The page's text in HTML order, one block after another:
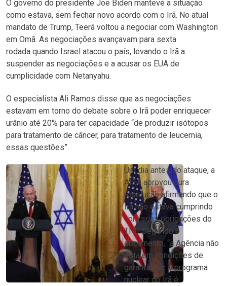
O governo do presidente Joe Biden manteve a situação
como estava, sem fechar novo acordo com o Irã. No atual
mandato de Trump, Teerã voltou a negociar com Washington
em Omã. As negociações avançavam para sexta
rodada quando Israel atacou o país, levando o Irã a
suspender as negociações e a acusar os EUA de
cumplicidade com Netanyahu.
O especialista Ali Ramos disse que as negociações
estavam em torno do debate sobre o Irã poder enriquecer
urânio até 20% para ter capacidade “de produzir isótopos
para tratamento de câncer, para tratamento de leucemia,
essas questões”.
Um dia antes do ataque, a
AIEA aprovou dura
resolução afirmando que o
Irã não estava cumprindo
com suas obrigações do
TNP. Segundo o
documento, “a Agência não
está em condições de
garantir que o programa
nuclear do Irã é